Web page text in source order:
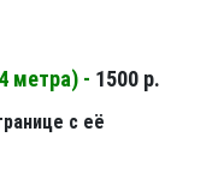
метра) - 1500 р.
с её